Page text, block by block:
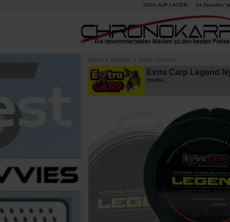
100% AUF LAGER 24 Stunden
Home » Schnüre » Nylon Schnüre
Extra Carp Legend
206478A]